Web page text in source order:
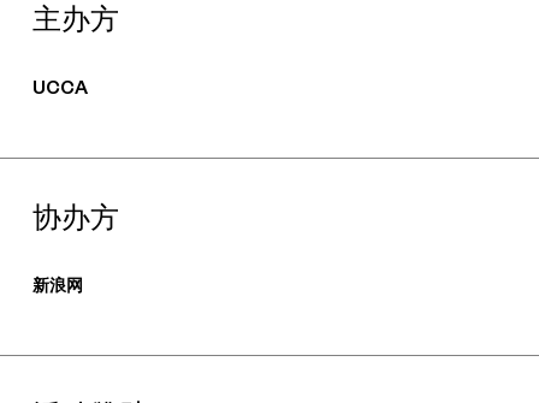
主办方
UCCA
协办方
新浪网